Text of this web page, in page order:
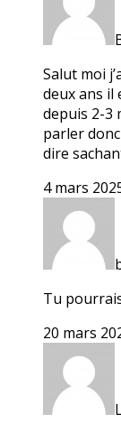
Salut moi
deux ans il
depuis 2-3
parler
dire
4 mars
Tu
20 mars